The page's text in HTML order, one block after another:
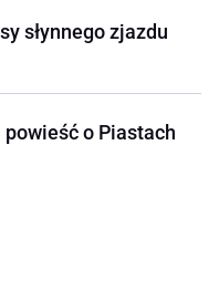
słynnego zjazdu
powieść o Piastach